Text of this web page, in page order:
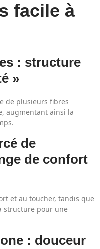
facile à
: structure
»
de plusieurs fibres
augmentant ainsi la
de
de confort
et au toucher, tandis que
structure pour une
: douceur